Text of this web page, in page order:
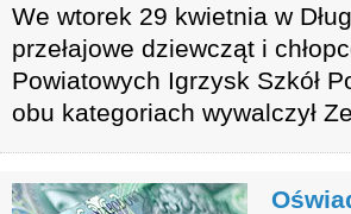
We wtorek 29 kwietnia w
przełajowe dziewcząt i
Powiatowych Igrzysk Szkół
obu kategoriach wywalczył